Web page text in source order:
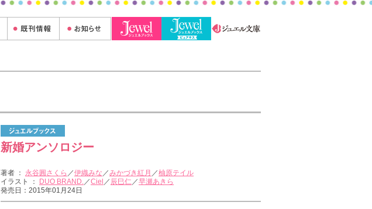
新婚アンソロジー
著者 ： 永谷圓さくら ／伊織みな ／みかづき紅月 ／柚原テイル
イラスト ：
DUO BRAND.／Ciel ／ 辰巳仁／早瀬あきら
発売日：2015年01月24日